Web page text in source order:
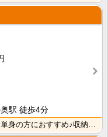
駅 徒歩4分
やっぱり嬉しいバス・トイレセパレート！単身の方におすすめ♪収納スペースあり！ＩＨクッキングヒーター1･･･